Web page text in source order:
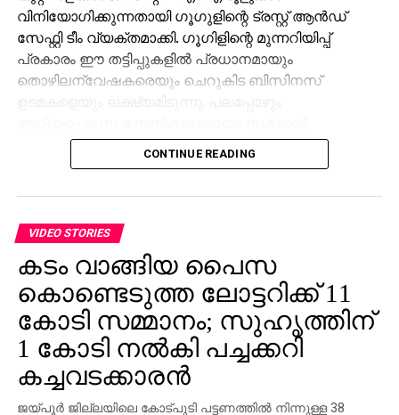
തൊഴിലന്വേഷകരെയും ചെറുകിട ബിസിനസ്
ഉടമകളെയും ലക്ഷ്യമിടുന്നു. പലപ്പോഴും
അറിയപ്പെടുന്ന കമ്പനികളുടെയോ സര്‍ക്കാര്‍
ഏജന്‍സികളുടെയോ പേരില്‍ വ്യാജ ജോലി
ലിസ്റ്റിംഗുകള്‍ സൃഷ്ടിക്കപ്പെടുന്നു. ഇരകളോട്
ആവശ്യപ്പെടുന്നതാണ് സാധാരണ രീതി. ചിലര്‍
മാല്‍വെയര്‍ ഇന്‍സ്റ്റാള്‍ ചെയ്യാനോ ഡാറ്റ
മോഷ്ടിക്കാനോ ലക്ഷ്യമിട്ടുള്ള വ്യാജ അഭിമുഖ
സോഫ്റ്റ്‌വെയറുകളും അയക്കുന്നു. ഇത്തരം തട്ടിപ്പുകള്‍
വ്യക്തികള്‍ക്കും സ്ഥാപനങ്ങള്‍ക്കും ഗുരുതരമായ
ഭീഷണിയാണെന്ന് ഗൂഗിള്‍ മുന്നറിയിപ്പ് നല്‍കി.
നിയമാനുസൃത തൊഴിലുടമകള്‍ ഒരിക്കലും സാമ്പത്തിക
വിവരങ്ങളോ പേയ്‌മെന്റെ് ആവശ്യങ്ങളോ
ഉന്നയിക്കില്ലെന്നും ഉപയോക്താക്കള്‍ ഓണ്‍ലൈനില്‍
കൂടുതല്‍ ജാഗ്രത പാലിക്കണമെന്നും ഗൂഗിള്‍
വ്യക്തമാക്കി.
CONTINUE READING
കടം വാങ്ങിയ പൈസ
കൊണ്ടെടുത്ത ലോട്ടറിക്ക് 11
കോടി സമ്മാനം; സുഹൃത്തിന്
1 കോടി നല്‍കി പച്ചക്കറി
കച്ചവടക്കാരന്‍
ജയ്പൂര്‍ ജില്ലയിലെ കോട്പുടി പട്ടണത്തില്‍ നിന്നുള്ള 38
കാരനായ അമിത് സെഹ്‌റയാണ് പഞ്ചാബ് സംസ്ഥാന
ലോട്ടറിയുടെ ദീപാവലി ബമ്പര്‍ സമ്മാനം നേടിയത്.
Published 1 week ago on November 10, 2025